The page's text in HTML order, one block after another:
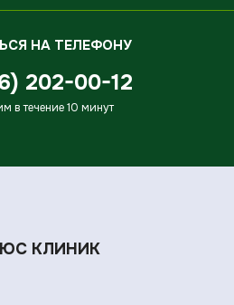
НА ТЕЛЕФОНУ
202-00-12
в течение 10 минут
КЛИНИК